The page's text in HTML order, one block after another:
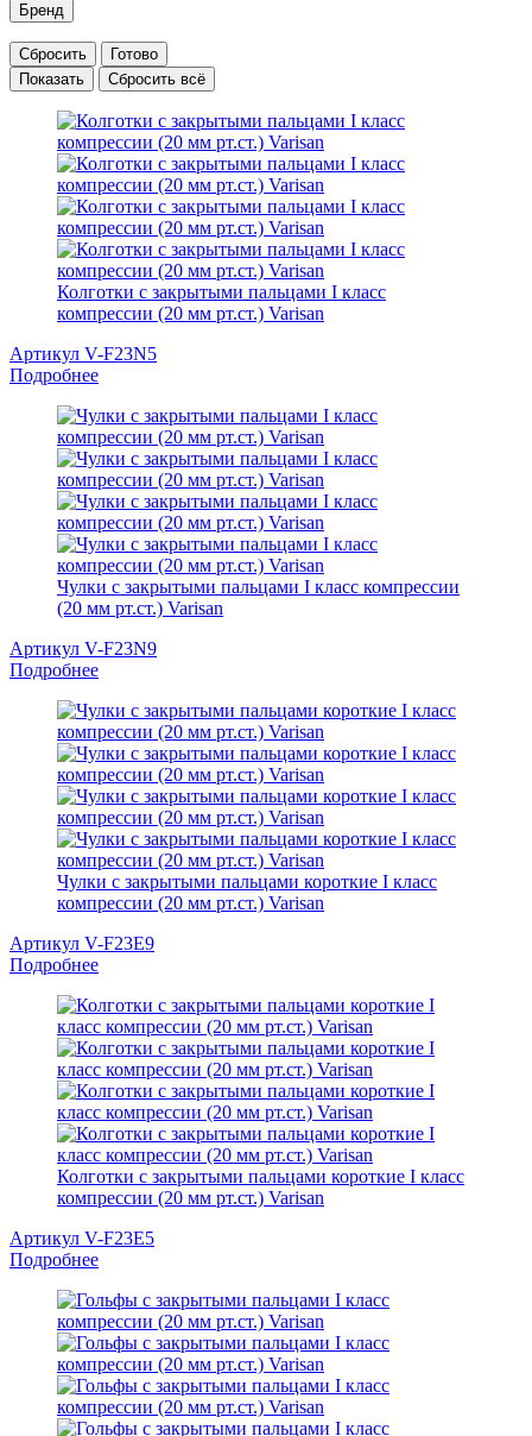
Бренд
Сбросить
Готово
Показать
Сбросить всё
Колготки с закрытыми пальцами I класс
компрессии (20 мм рт.ст.) Varisan
Артикул V-F23N5
Подробнее
Чулки с закрытыми пальцами I класс компрессии
(20 мм рт.ст.) Varisan
Артикул V-F23N9
Подробнее
Чулки с закрытыми пальцами короткие I класс
компрессии (20 мм рт.ст.) Varisan
Артикул V-F23E9
Подробнее
Колготки с закрытыми пальцами короткие I класс
компрессии (20 мм рт.ст.) Varisan
Артикул V-F23E5
Подробнее